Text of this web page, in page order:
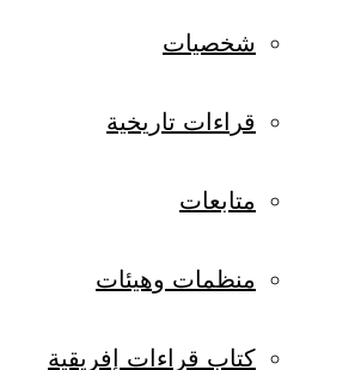
شخصيات
قراءات تاريخية
متابعات
منظمات وهيئات
كتاب قراءات إفريقية